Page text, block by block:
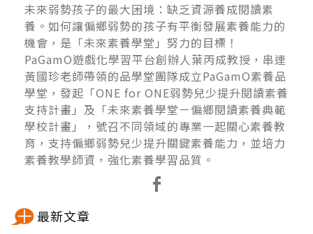
未來弱勢孩子的最大困境：缺乏資源養成閱讀素
養。如何讓偏鄉弱勢的孩子有平衡發展素養能力的
機會，是「未來素養學堂」努力的目標！
PaGamO遊戲化學習平台創辦人葉丙成教授，串連
黃國珍老師帶領的品學堂團隊成立PaGamO素養品
學堂，發起「ONE for ONE弱勢兒少提升閱讀素養
支持計畫」及「未來素養學堂－偏鄉閱讀素養典範
學校計畫」，號召不同領域的專業一起關心素養教
育，支持偏鄉弱勢兒少提升關鍵素養能力，並培力
素養教學師資，強化素養學習品質。
最新文章